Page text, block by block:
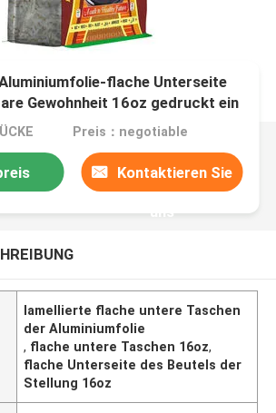
flache Unterseite
Gewohnheit 16oz gedruckt ein
Preis：negotiable
Kontaktieren Sie
uns
lamellierte flache untere Taschen
der Aluminiumfolie
, flache untere Taschen 16oz,
flache Unterseite des Beutels der
Stellung 16oz